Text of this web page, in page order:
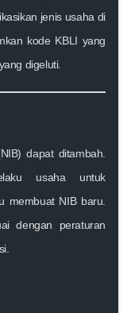
jenis usaha di
kode KBLI yang
digeluti.
dapat ditambah.
usaha untuk
membuat NIB baru.
dengan peraturan